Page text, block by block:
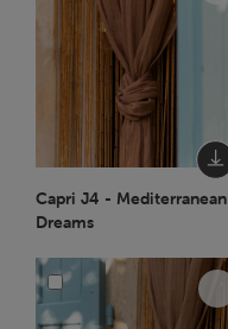
Capri J4 - Mediterranean
Dreams